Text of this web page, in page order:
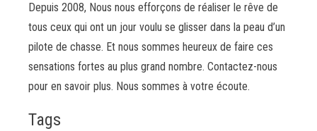
Depuis 2008, Nous nous efforçons de réaliser le rêve de
tous ceux qui ont un jour voulu se glisser dans la peau d’un
pilote de chasse. Et nous sommes heureux de faire ces
sensations fortes au plus grand nombre. Contactez-nous
pour en savoir plus. Nous sommes à votre écoute.
Tags